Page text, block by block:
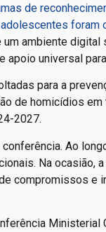
de
foram
ambiente
apoio universal
para a
de homicídios
2027.
Ao
Na ocasião,
compromissos e
Ministerial